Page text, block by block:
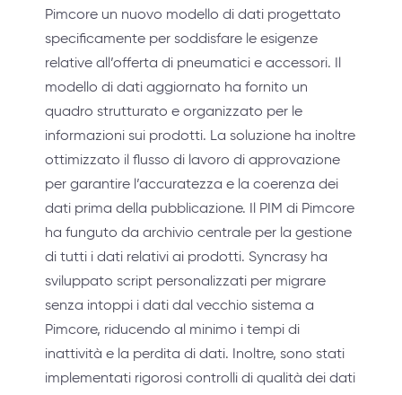
Pimcore un nuovo modello di dati progettato
specificamente per soddisfare le esigenze
relative all’offerta di pneumatici e accessori. Il
modello di dati aggiornato ha fornito un
quadro strutturato e organizzato per le
informazioni sui prodotti. La soluzione ha inoltre
ottimizzato il flusso di lavoro di approvazione
per garantire l’accuratezza e la coerenza dei
dati prima della pubblicazione. Il PIM di Pimcore
ha funguto da archivio centrale per la gestione
di tutti i dati relativi ai prodotti. Syncrasy ha
sviluppato script personalizzati per migrare
senza intoppi i dati dal vecchio sistema a
Pimcore, riducendo al minimo i tempi di
inattività e la perdita di dati. Inoltre, sono stati
implementati rigorosi controlli di qualità dei dati